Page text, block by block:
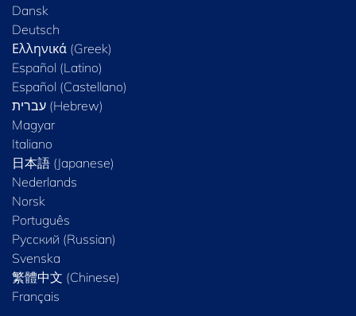
Dansk
Deutsch
Ελληνικά (Greek)
Español (Latino)
Español (Castellano)
Magyar
Italiano
日本語 (Japanese)
Nederlands
Norsk
Português
Русский (Russian)
Svenska
繁體中文 (Chinese)
Français